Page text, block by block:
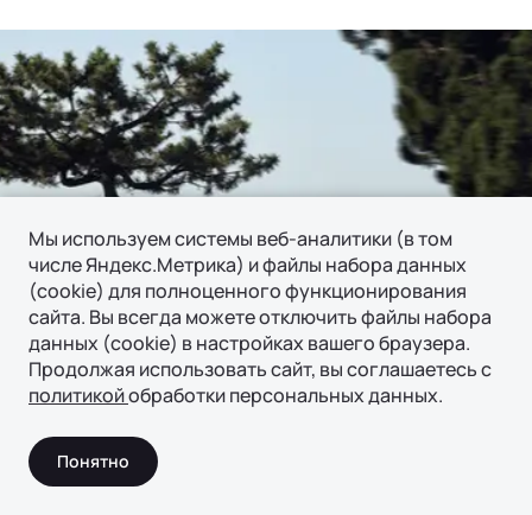
Динамика
Мы используем системы веб-аналитики (в том
числе Яндекс.Метрика) и файлы набора данных
(cookie) для полноценного функционирования
сайта. Вы всегда можете отключить файлы набора
данных (cookie) в настройках вашего браузера.
Продолжая использовать сайт, вы соглашаетесь с
политикойобработки персональных данных.
Понятно